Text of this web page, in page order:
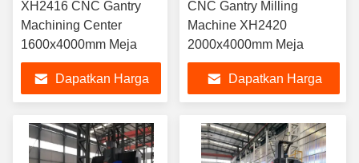
XH2416 CNC Gantry
Machining Center
1600x4000mm Meja
Dapatkan Harga
CNC Gantry Milling
Machine XH2420
2000x4000mm Meja
Dapatkan Harga